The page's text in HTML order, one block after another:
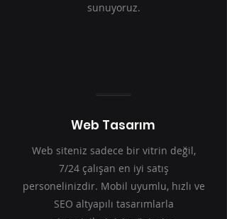
sunuyoruz.
Web Tasarım
Web siteniz sadece bir vitrin değil,
7/24 çalışan en iyi satış
personelinizdir. Mobil uyumlu, hızlı ve
SEO altyapılı tasarımlarla